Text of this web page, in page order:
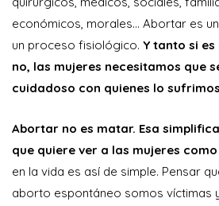
económicos, morales… Abortar es
un proceso fisiológico. Y tanto si
no, las mujeres necesitamos que
cuidadoso con quienes lo
Abortar no es matar. Esa
que quiere ver a las mujeres
en la vida es así de simple. Pensar
aborto espontáneo somos víctimas